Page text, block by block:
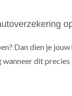
Dan dien je
dit precies